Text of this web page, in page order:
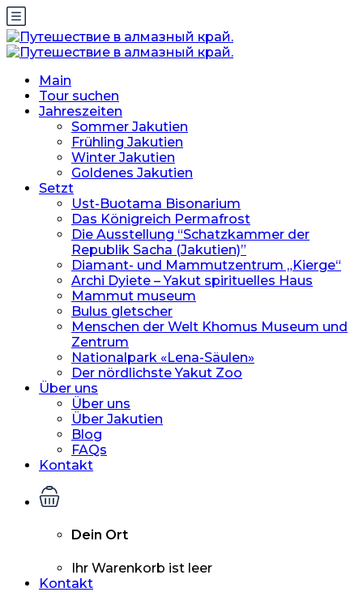
Main
Tour suchen
Jahreszeiten
Sommer Jakutien
Frühling Jakutien
Winter Jakutien
Goldenes Jakutien
Setzt
Ust-Buotama Bisonarium
Das Königreich Permafrost
Die Ausstellung “Schatzkammer der
Republik Sacha (Jakutien)”
Diamant- und Mammutzentrum „Kierge“
Archi Dyiete – Yakut spirituelles Haus
Mammut museum
Bulus gletscher
Menschen der Welt Khomus Museum und
Zentrum
Nationalpark «Lena-Säulen»
Der nördlichste Yakut Zoo
Über uns
Über uns
Über Jakutien
Blog
FAQs
Kontakt
Dein Ort
Ihr Warenkorb ist leer
Kontakt